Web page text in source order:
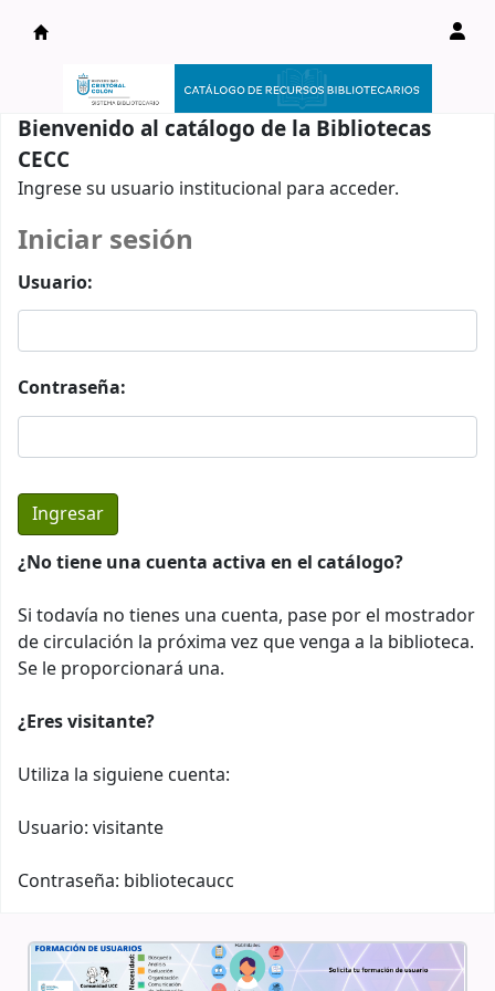
Catálogo en línea
Bienvenido al catálogo de la Bibliotecas
CECC
Ingrese su usuario institucional para acceder.
Iniciar sesión
Usuario:
Contraseña:
¿No tiene una cuenta activa en el catálogo?
Si todavía no tienes una cuenta, pase por el mostrador
de circulación la próxima vez que venga a la biblioteca.
Se le proporcionará una.
¿Eres visitante?
Utiliza la siguiene cuenta:
Usuario: visitante
Contraseña: bibliotecaucc